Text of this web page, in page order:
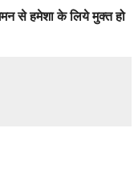
से हमेशा के लिये मुक्त हो